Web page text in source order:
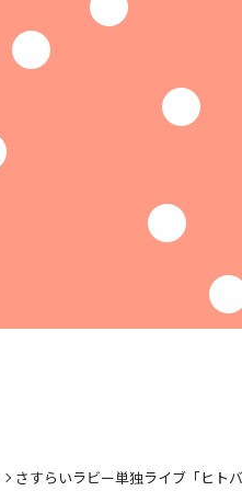
さすらいラビー単独ライブ「ヒト